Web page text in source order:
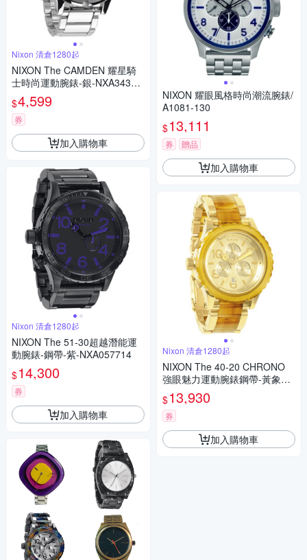
Nixon 清倉1280起
NIXON The CAMDEN 耀星騎
士時尚運動腕錶-銀-NXA34310
0-41mm
$4,599
券
加入購物車
Nixon 清倉1280起
NIXON The 51-30超越潛能運
動腕錶-鋼帶-紫-NXA057714
$14,300
券
加入購物車
NIXON 耀眼風格時尚潮流腕錶/
A1081-130
$13,111
券 贈品
加入購物車
Nixon 清倉1280起
NIXON The 40-20 CHRONO
強眼魅力運動腕錶鋼帶-黃象牙
紋金/42mm
$13,930
券
加入購物車